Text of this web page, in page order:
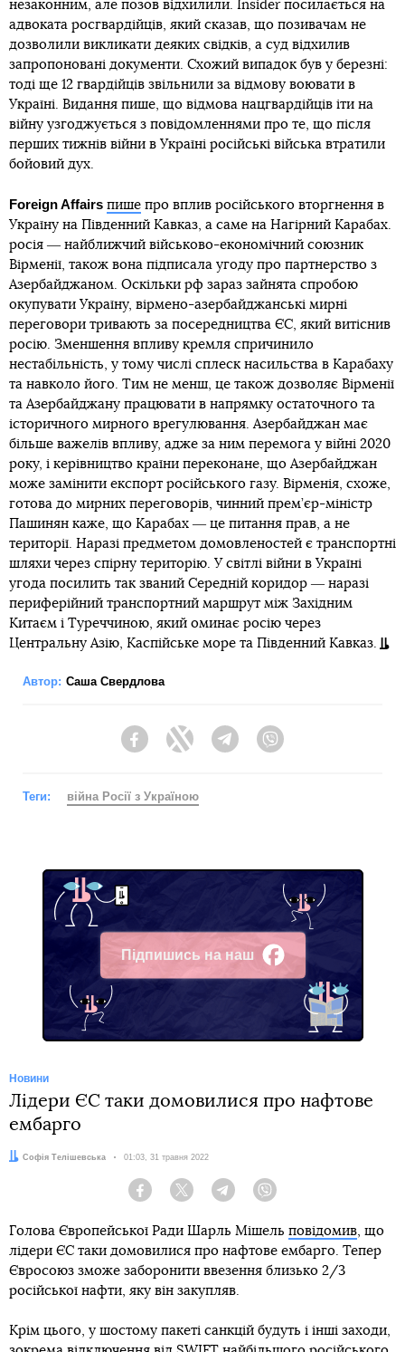
незаконним, але позов відхилили. Insider посилається на
адвоката росгвардійців, який сказав, що позивачам не
дозволили викликати деяких свідків, а суд відхилив
запропоновані документи. Схожий випадок був у березні:
тоді ще 12 гвардійців звільнили за відмову воювати в
Україні. Видання пише, що відмова нацгвардійців іти на
війну узгоджується з повідомленнями про те, що після
перших тижнів війни в Україні російські війська втратили
бойовий дух.
Foreign Affairs пише про вплив російського вторгнення в
Україну на Південний Кавказ, а саме на Нагірний Карабах.
росія ― найближчий військово-економічний союзник
Вірменії, також вона підписала угоду про партнерство з
Азербайджаном. Оскільки рф зараз зайнята спробою
окупувати Україну, вірмено-азербайджанські мирні
переговори тривають за посередництва ЄС, який витіснив
росію. Зменшення впливу кремля спричинило
нестабільність, у тому числі сплеск насильства в Карабаху
та навколо його. Тим не менш, це також дозволяє Вірменії
та Азербайджану працювати в напрямку остаточного та
історичного мирного врегулювання. Азербайджан має
більше важелів впливу, адже за ним перемога у війні 2020
року, і керівництво країни переконане, що Азербайджан
може замінити експорт російського газу. Вірменія, схоже,
готова до мирних переговорів, чинний прем’єр-міністр
Пашинян каже, що Карабах ― це питання прав, а не
території. Наразі предметом домовленостей є транспортні
шляхи через спірну територію. У світлі війни в Україні
угода посилить так званий Середній коридор ― наразі
периферійний транспортний маршрут між Західним
Китаєм і Туреччиною, який оминає росію через
Центральну Азію, Каспійське море та Південний Кавказ.
Автор: Саша Свердлова
FacebookTwitter Telegram
Теги: війна Росії з Україною
Підпишись на наш
Facebook
Новини
Лідери ЄС таки домовилися про нафтове
ембарго
Автор:
Софія Телішевська Дата:
01:03, 31 травня 2022
Facebook Twitter Telegram
Голова Європейської Ради Шарль Мішель повідомив, що
лідери ЄС таки домовилися про нафтове ембарго. Тепер
Євросоюз зможе заборонити ввезення близько 2/3
російської нафти, яку він закупляв.
Крім цього, у шостому пакеті санкцій будуть і інші заходи,